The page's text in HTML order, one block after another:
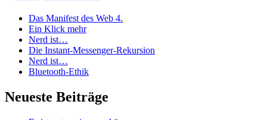
Das Manifest des Web 4.
Ein Klick mehr
Nerd ist…
Die Instant-Messenger-Rekursion
Nerd ist…
Bluetooth-Ethik
Neueste Beiträge